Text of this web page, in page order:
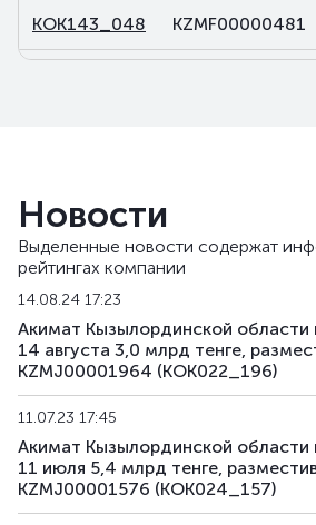
KOK143_048 KZMF00000481
Новости
Выделенные новости содержат
рейтингах компании
14.08.24 17:23
Акимат Кызылординской области
14 августа 3,0 млрд тенге,
KZMJ00001964 (KOK022_196)
11.07.23 17:45
Акимат Кызылординской области
11 июля 5,4 млрд тенге,
KZMJ00001576 (KOK024_157)